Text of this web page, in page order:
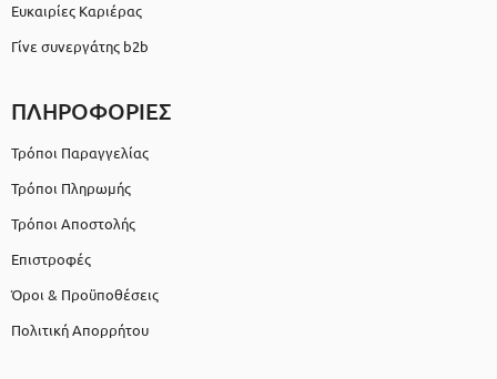
Ευκαιρίες Καριέρας
Γίνε συνεργάτης b2b
ΠΛΗΡΟΦΟΡΙΕΣ
Τρόποι Παραγγελίας
Τρόποι Πληρωμής
Τρόποι Αποστολής
Επιστροφές
Όροι & Προϋποθέσεις
Πολιτική Απορρήτου